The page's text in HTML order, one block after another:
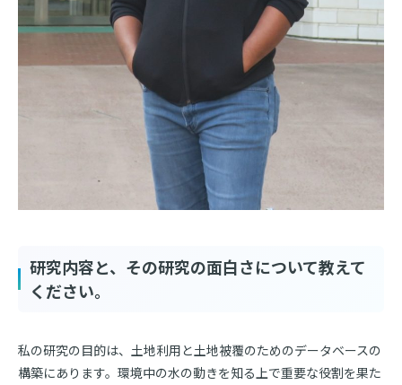
研究内容と、その研究の面白さについて教えて
ください。
私の研究の目的は、土地利用と土地被覆のためのデータベースの
構築にあります。環境中の水の動きを知る上で重要な役割を果た